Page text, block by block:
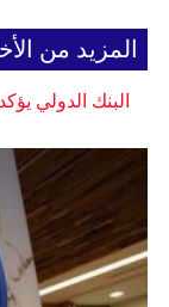
المزيد من
البنك الدولي